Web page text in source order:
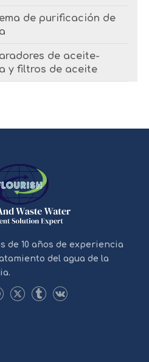
de purificación de
de aceite-
y filtros de aceite
de 10 años de experiencia
del agua de la